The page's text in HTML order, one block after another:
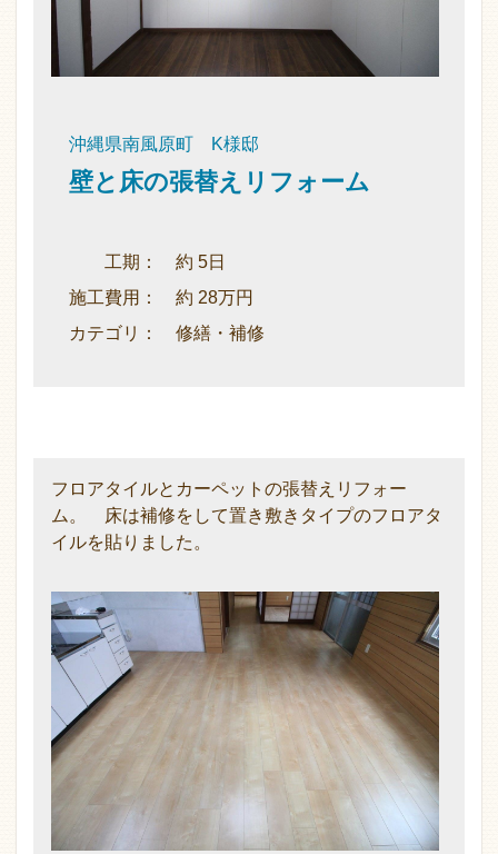
沖縄県南風原町 K様邸
壁と床の張替えリフォーム
工期： 約 5日
施工費用： 約 28万円
カテゴリ： 修繕・補修
フロアタイルとカーペットの張替えリフォー
ム。 床は補修をして置き敷きタイプのフロアタ
イルを貼りました。